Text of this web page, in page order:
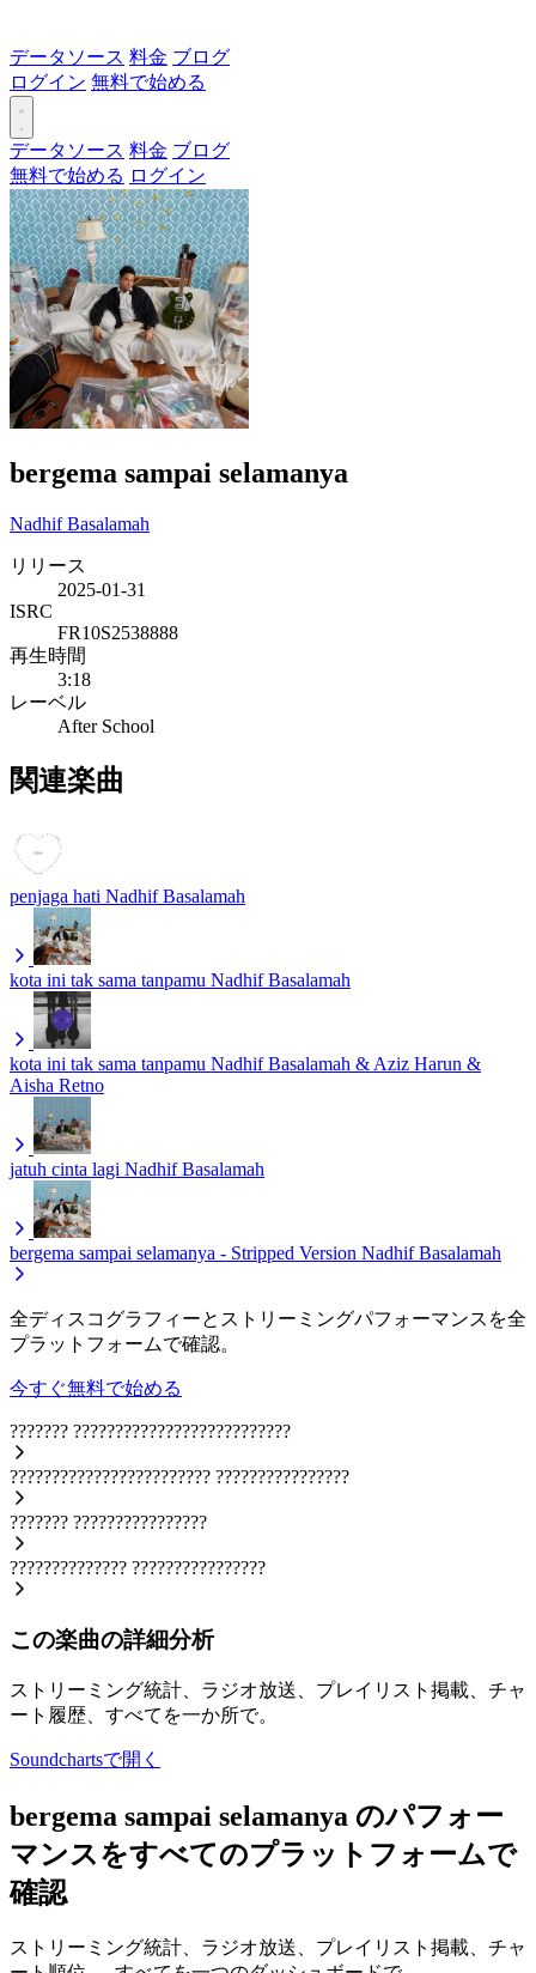
データソース 料金 ブログ
ログイン 無料で始める
データソース 料金 ブログ
無料で始める ログイン
bergema sampai selamanya
Nadhif Basalamah
リリース
2025-01-31
ISRC
FR10S2538888
再生時間
3:18
レーベル
After School
関連楽曲
penjaga hati Nadhif Basalamah
kota ini tak sama tanpamu Nadhif Basalamah
kota ini tak sama tanpamu Nadhif Basalamah & Aziz Harun &
Aisha Retno
jatuh cinta lagi Nadhif Basalamah
bergema sampai selamanya - Stripped Version Nadhif Basalamah
全ディスコグラフィーとストリーミングパフォーマンスを全
プラットフォームで確認。
今すぐ無料で始める
??????? ??????????????????????????
???????????????????????? ????????????????
??????? ????????????????
?????????????? ????????????????
この楽曲の詳細分析
ストリーミング統計、ラジオ放送、プレイリスト掲載、チャ
ート履歴、すべてを一か所で。
Soundchartsで開く
bergema sampai selamanya のパフォー
マンスをすべてのプラットフォームで
確認
ストリーミング統計、ラジオ放送、プレイリスト掲載、チャ